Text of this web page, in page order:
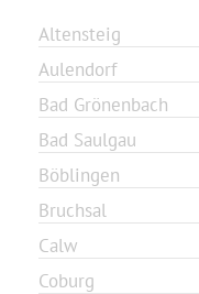
Altensteig
Aulendorf
Bad Grönenbach
Bad Saulgau
Böblingen
Bruchsal
Calw
Coburg